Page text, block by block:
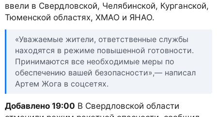
ввели в Свердловской, Челябинской, Курганской,
Тюменской областях, ХМАО и ЯНАО.
«Уважаемые жители, ответственные службы
находятся в режиме повышенной готовности.
Принимаются все необходимые меры по
обеспечению вашей безопасности»,— написал
Артем Жога в соцсетях.
Добавлено 19:00 В Свердловской области